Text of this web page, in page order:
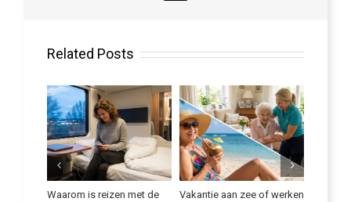
Related Posts
Waarom is reizen met de
Vakantie aan zee of werken